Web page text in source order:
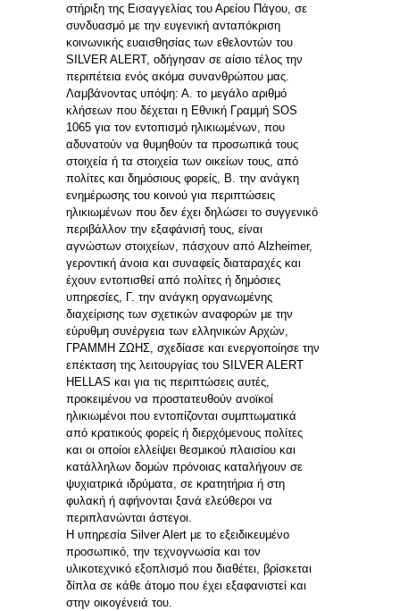
στήριξη της Εισαγγελίας του Αρείου Πάγου, σε
συνδυασμό με την ευγενική ανταπόκριση
κοινωνικής ευαισθησίας των εθελοντών του
SILVER ALERT, οδήγησαν σε αίσιο τέλος την
περιπέτεια ενός ακόμα συνανθρώπου μας.
Λαμβάνοντας υπόψη: Α. το μεγάλο αριθμό
κλήσεων που δέχεται η Εθνική Γραμμή SOS
1065 για τον εντοπισμό ηλικιωμένων, που
αδυνατούν να θυμηθούν τα προσωπικά τους
στοιχεία ή τα στοιχεία των οικείων τους, από
πολίτες και δημόσιους φορείς, Β. την ανάγκη
ενημέρωσης του κοινού για περιπτώσεις
ηλικιωμένων που δεν έχει δηλώσει το συγγενικό
περιβάλλον την εξαφάνισή τους, είναι
αγνώστων στοιχείων, πάσχουν από Alzheimer,
γεροντική άνοια και συναφείς διαταραχές και
έχουν εντοπισθεί από πολίτες ή δημόσιες
υπηρεσίες, Γ. την ανάγκη οργανωμένης
διαχείρισης των σχετικών αναφορών με την
εύρυθμη συνέργεια των ελληνικών Αρχών,
ΓΡΑΜΜΗ ΖΩΗΣ, σχεδίασε και ενεργοποίησε την
επέκταση της λειτουργίας του SILVER ALERT
HELLAS και για τις περιπτώσεις αυτές,
προκειμένου να προστατευθούν ανοϊκοί
ηλικιωμένοι που εντοπίζονται συμπτωματικά
από κρατικούς φορείς ή διερχόμενους πολίτες
και οι οποίοι ελλείψει θεσμικού πλαισίου και
κατάλληλων δομών πρόνοιας καταλήγουν σε
ψυχιατρικά ιδρύματα, σε κρατητήρια ή στη
φυλακή ή αφήνονται ξανά ελεύθεροι να
περιπλανώνται άστεγοι.
Η υπηρεσία Silver Alert με το εξειδικευμένο
προσωπικό, την τεχνογνωσία και τον
υλικοτεχνικό εξοπλισμό που διαθέτει, βρίσκεται
δίπλα σε κάθε άτομο που έχει εξαφανιστεί και
στην οικογένειά του.